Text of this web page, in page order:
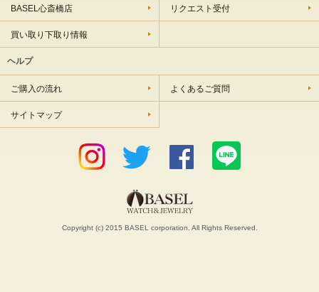
BASEL心斎橋店 リクエスト受付
買い取り下取り情報
ヘルプ
ご購入の流れ よくあるご質問
サイトマップ
Copyright (c) 2015 BASEL corporation. All Rights Reserved.